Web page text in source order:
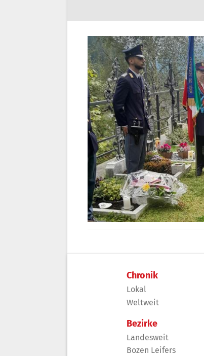
Chronik
Lokal
Weltweit
Bezirke
Landesweit
Bozen Leifers